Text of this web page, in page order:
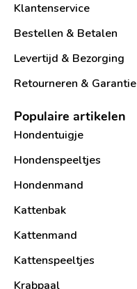
Klantenservice
Bestellen & Betalen
Levertijd & Bezorging
Retourneren & Garantie
Populaire artikelen
Hondentuigje
Hondenspeeltjes
Hondenmand
Kattenbak
Kattenmand
Kattenspeeltjes
Krabpaal​